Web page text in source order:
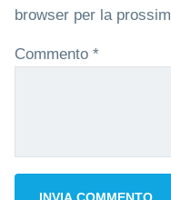
browser per la
Commento *